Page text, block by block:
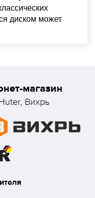
диском может
магазин
Вихрь